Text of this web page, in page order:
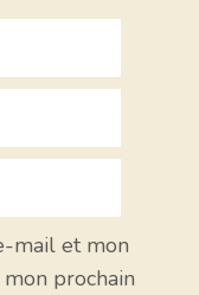
mail et mon
prochain